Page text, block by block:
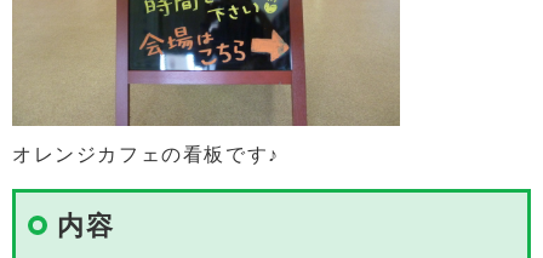
オレンジカフェの看板です♪
内容